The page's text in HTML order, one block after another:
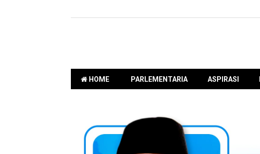
HOME PARLEMENTARIA ASPIRASI